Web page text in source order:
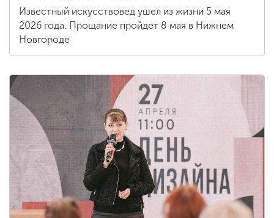
Известный искусствовед ушел из жизни 5 мая
2026 года. Прощание пройдет 8 мая в Нижнем
Новгороде